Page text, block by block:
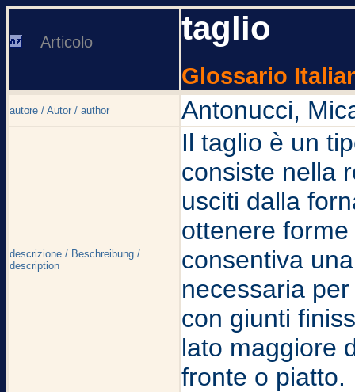
Articolo taglio
Glossario
autore / Autor / author Antonucci,
descrizione / Beschreibung /
description
Il taglio è un
consiste nella
usciti dalla
ottenere
consentiva
necessaria
con giunti
lato maggiore
fronte o piatto.